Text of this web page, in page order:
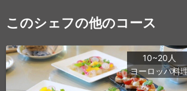
このシェフの他のコース
10~20人
ヨーロッパ料